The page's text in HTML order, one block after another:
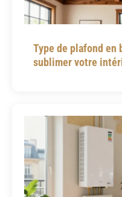
Type de plafond en
sublimer votre